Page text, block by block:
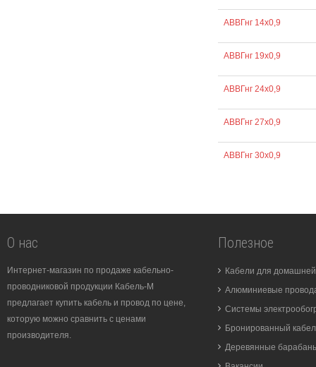
АВВГнг 14х0,9
АВВГнг 19х0,9
АВВГнг 24х0,9
АВВГнг 27х0,9
АВВГнг 30х0,9
О нас
Интернет-магазин по продаже кабельно-
проводниковой продукции Кабель-М
предлагает купить кабель и провод по цене,
которую можно сравнить с ценами
производителя.
Полезное
Кабели для
Алюминиевые
Системы
Бронированный
Деревянные